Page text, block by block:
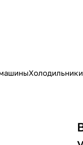
Холодильники